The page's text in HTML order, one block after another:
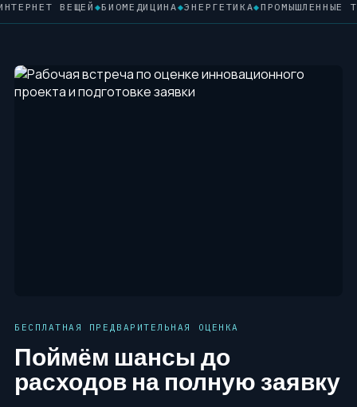
◆ БИОМЕДИЦИНА◆ЭНЕРГЕТИКА ◆ПРОМЫШЛЕННЫЕ
БЕСПЛАТНАЯ ПРЕДВАРИТЕЛЬНАЯ ОЦЕНКА
Поймём шансы до
расходов на полную заявку